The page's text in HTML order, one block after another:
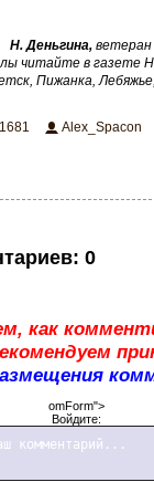
Н. Деньгина, ветеран
читайте в газете
Пижанка,
1681 Alex_Spacon
: 0
как
omForm">
Войдите: